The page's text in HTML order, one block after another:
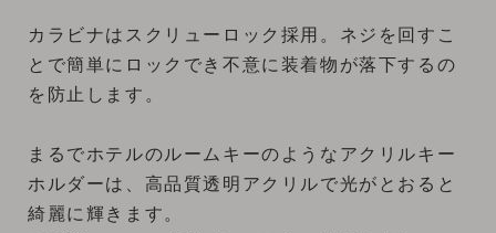
カラビナはスクリューロック採用。ネジを回すこ
とで簡単にロックでき不意に装着物が落下するの
を防止します。
まるでホテルのルームキーのようなアクリルキー
ホルダーは、高品質透明アクリルで光がとおると
綺麗に輝きます。